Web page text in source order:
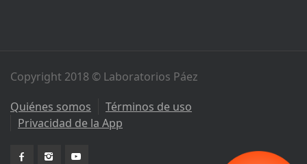
Copyright 2018 © Laboratorios Páez
Quiénes somos
Términos de uso
Privacidad de la App